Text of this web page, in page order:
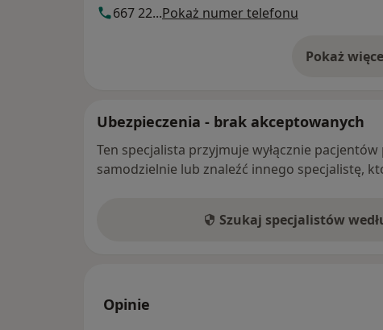
667 22...Pokaż numer telefonu
Pokażo
Ubezpieczenia - brak akceptowanych
Ten specjalista przyjmuje wyłącznie
samodzielnie lub znaleźć innego specjalistę,
Szukaj specjalistów
Opinie